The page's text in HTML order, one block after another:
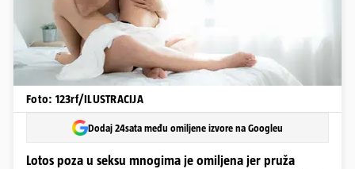
Foto: 123rf/ILUSTRACIJA
Dodaj 24sata među omiljene izvore na Googleu
Lotos poza u seksu mnogima je omiljena jer pruža